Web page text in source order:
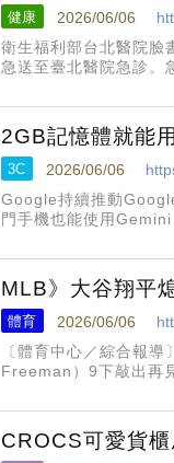
健康 2026/06/06
衛生福利部台北醫院臉
急送至臺北醫院急診。
2GB記憶體就能
3C 2026/06/06
Google持續推動
門手機也能使用
MLB》大谷翔平
體育 2026/06/06
〔體育中心／綜合報
Freeman）9下敲出再
CROCS可愛貨